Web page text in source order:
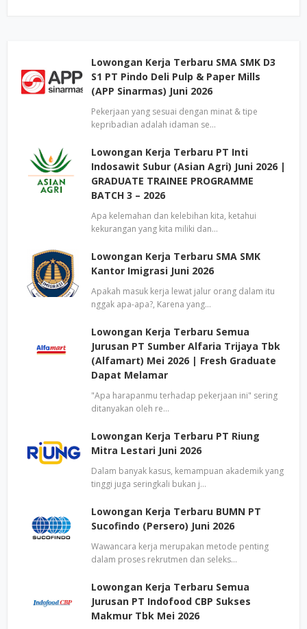
Lowongan Kerja Terbaru SMA SMK D3
S1 PT Pindo Deli Pulp & Paper Mills
(APP Sinarmas) Juni 2026
Pekerjaan yang sesuai dengan minat & tipe
kepribadian adalah idaman se…
Lowongan Kerja Terbaru PT Inti
Indosawit Subur (Asian Agri) Juni 2026 |
GRADUATE TRAINEE PROGRAMME
BATCH 3 – 2026
Apa kelemahan dan kelebihan kita, ketahui
kekurangan yang kita miliki dan…
Lowongan Kerja Terbaru SMA SMK
Kantor Imigrasi Juni 2026
Apakah masuk kerja lewat jalur orang dalam itu
nggak apa-apa?, Karena yang…
Lowongan Kerja Terbaru Semua
Jurusan PT Sumber Alfaria Trijaya Tbk
(Alfamart) Mei 2026 | Fresh Graduate
Dapat Melamar
"Apa harapanmu terhadap pekerjaan ini" sering
ditanyakan oleh re…
Lowongan Kerja Terbaru PT Riung
Mitra Lestari Juni 2026
Dalam banyak kasus, kemampuan akademik yang
tinggi juga seringkali bukan j…
Lowongan Kerja Terbaru BUMN PT
Sucofindo (Persero) Juni 2026
Wawancara kerja merupakan metode penting
dalam proses rekrutmen dan seleks…
Lowongan Kerja Terbaru Semua
Jurusan PT Indofood CBP Sukses
Makmur Tbk Mei 2026